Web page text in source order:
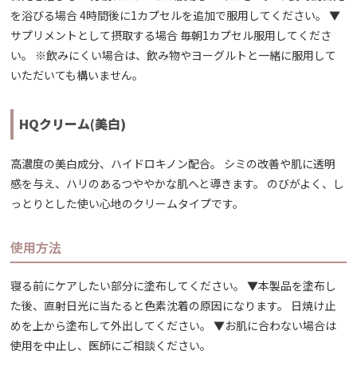
を浴びる場合 4時間後に1カプセルを追加で服用してください。 ▼
サプリメントとして摂取する場合 毎朝1カプセル服用してくださ
い。 ※飲みにくい場合は、飲み物やヨーグルトと一緒に服用して
いただいても構いません。
HQクリーム(美白)
高濃度の美白成分、ハイドロキノン配合。 シミの改善や肌に透明
感を与え、ハリのあるつややかな肌へと導きます。 のびがよく、し
っとりとした使い心地のクリームタイプです。
使用方法
寝る前にケアしたい部分に塗布してください。 ▼本製品を塗布し
た後、直射日光に当たると色素沈着の原因になります。 日焼け止
めを上から塗布して外出してください。 ▼お肌に合わない場合は
使用を中止し、医師にご相談ください。